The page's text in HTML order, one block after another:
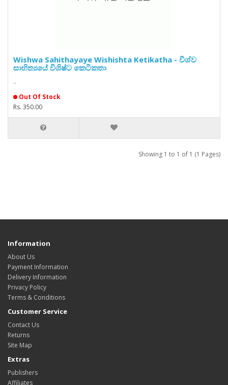
Wishwa Sahithayaye Wishishta Ketikatha - විශ්ව
සාහිත්‍යයේ විශිෂ්ට කෙටිකතා
..
Out Of Stock
Rs. 350.00
Showing 1 to 1 of 1 (1 Pages)
Information
About Us
Payment Information
Delivery Information
Privacy Policy
Terms & Conditions
Customer Service
Contact Us
Returns
Site Map
Extras
Publishers
Affiliates